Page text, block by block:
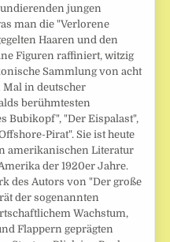
jungen
man die "Verlorene
Haaren und den
Figuren raffiniert, witzig
Sammlung von acht
Mal in deutscher
berühmtesten
Bubikopf", "Der Eispalast",
Pirat". Sie ist heute
amerikanischen Literatur
der 1920er Jahre.
des Autors von "Der große
der sogenannten
Wachstum,
Flappern geprägten